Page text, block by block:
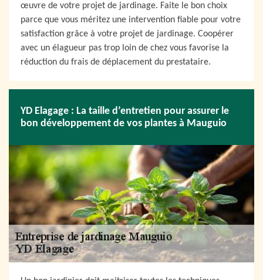
œuvre de votre projet de jardinage. Faite le bon choix
parce que vous méritez une intervention fiable pour votre
satisfaction grâce à votre projet de jardinage. Coopérer
avec un élagueur pas trop loin de chez vous favorise la
réduction du frais de déplacement du prestataire.
YD Elagage : La taille d’entretien pour assurer le
bon développement de vos plantes à Mauguio